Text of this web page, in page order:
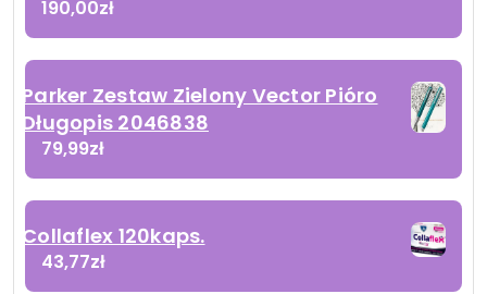
190,00zł
Parker Zestaw Zielony Vector Pióro
Długopis 2046838
79,99zł
Collaflex 120kaps.
43,77zł